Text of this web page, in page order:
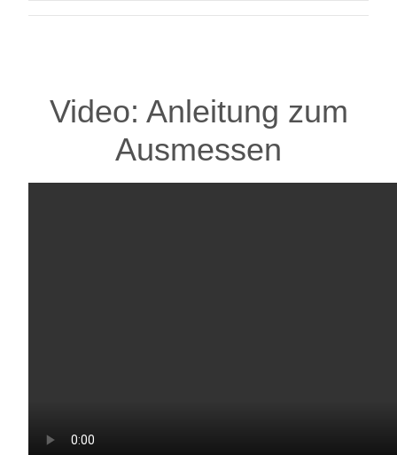
Video: Anleitung zum
Ausmessen